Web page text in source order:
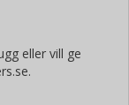
eller vill ge